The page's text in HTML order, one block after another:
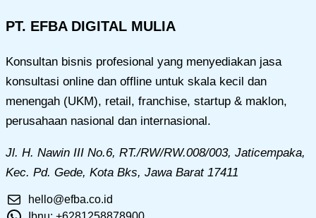
PT. EFBA DIGITAL MULIA
Konsultan bisnis profesional yang menyediakan jasa
konsultasi online dan offline untuk skala kecil dan
menengah (UKM), retail, franchise, startup & maklon,
perusahaan nasional dan internasional.
Jl. H. Nawin III No.6, RT./RW/RW.008/003, Jaticempaka,
Kec. Pd. Gede, Kota Bks, Jawa Barat 17411
hello@efba.co.id